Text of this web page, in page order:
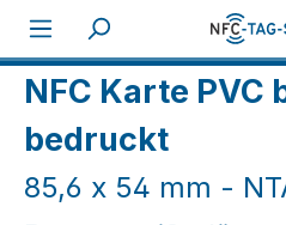
Zum Hauptinhalt springen
NFC
NFC Karte PVC
bedruckt
85,6 x 54 mm -